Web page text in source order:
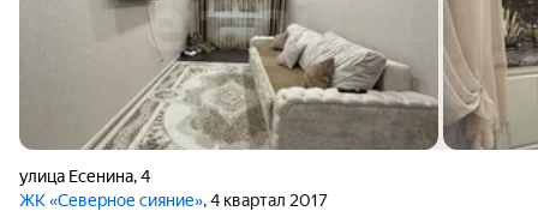
улица Есенина,4
ЖК «Северное сияние», 4 квартал 2017